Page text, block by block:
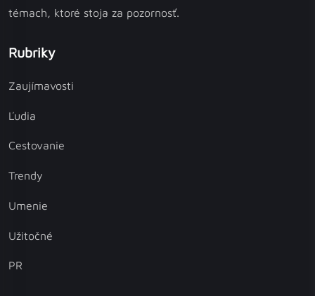
témach, ktoré stoja za pozornosť.
Rubriky
Zaujímavosti
Ľudia
Cestovanie
Trendy
Umenie
Užitočné
PR